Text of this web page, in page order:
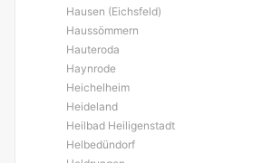
Hausen (Eichsfeld)
Haussömmern
Hauteroda
Haynrode
Heichelheim
Heideland
Heilbad Heiligenstadt
Helbedündorf